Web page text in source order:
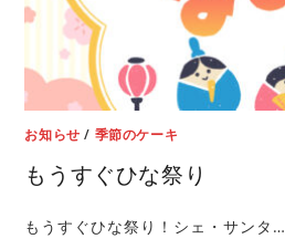
お知らせ / 季節のケーキ
もうすぐひな祭り
もうすぐひな祭り！シェ・サンタ…